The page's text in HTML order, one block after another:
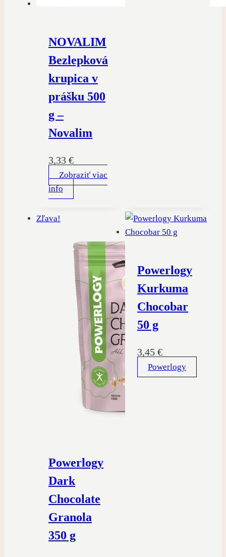
NOVALIM
Bezlepková
krupica v
prášku 500
g –
Novalim
3,33 €
Zobraziť viac
info
Zľava!
Powerlogy
Dark
Chocolate
Granola
350 g
Powerlogy
Kurkuma
Chocobar
50 g
3,45 €
Powerlogy